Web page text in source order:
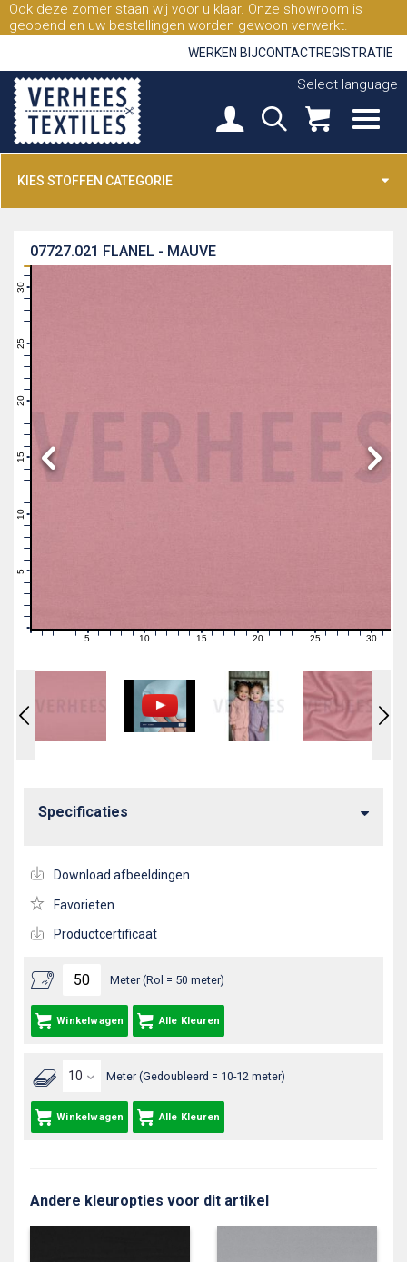
Ook deze zomer staan wij voor u klaar. Onze showroom is
geopend en uw bestellingen worden gewoon verwerkt.
WERKEN BIJCONTACTREGISTRATIE
Select language
KIES STOFFEN CATEGORIE
FLANEL - MAUVE
07727.021
11
16
21
26
1 2 3 4 6 7 89 11121314 16171819 21222324 26272829 31
Meter (Rol = 50 meter)
Winkelwagen Alle Kleuren
Meter (Gedoubleerd = 10-12 meter)
Winkelwagen Alle Kleuren
Specificaties
Download afbeeldingen
Favorieten
Productcertificaat
Andere kleuropties voor dit artikel